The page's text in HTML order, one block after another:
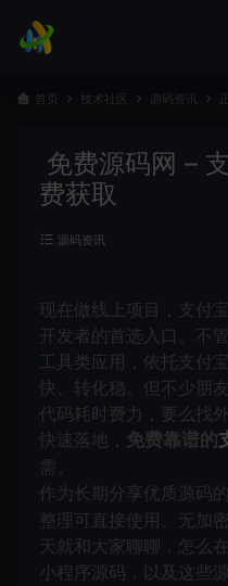
首页 技术社区 源码资讯
免费源码网 –
费获取
源码资讯
现在做线上项目，支付
开发者的首选入口。不
工具类应用，依托支付
快、转化稳。但不少朋
代码耗时费力，要么找
快速落地， 免费靠谱的
需。
作为长期分享优质源码的
整理可直接使用、无加
天就和大家聊聊，怎么在
小程序源码，以及这些